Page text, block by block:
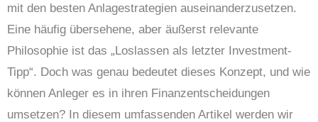
mit den besten Anlagestrategien auseinanderzusetzen.
Eine häufig übersehene, aber äußerst relevante
Philosophie ist das „Loslassen als letzter Investment-
Tipp“. Doch was genau bedeutet dieses Konzept, und wie
können Anleger es in ihren Finanzentscheidungen
umsetzen? In diesem umfassenden Artikel werden wir